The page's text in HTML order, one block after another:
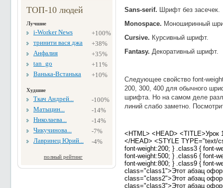
ТОП-10 людей
Лучшие
i-Worker News
+100%
тринити вася джа
+38%
Анфалия
+35%
tan_go
+11%
Ванька-Встанька
+10%
Худшие
Ткач Андрей...
-100%
Матыцин...
-14%
Николаева...
-14%
Чикучинова...
-7%
Лавринец Юрий...
-4%
полный рейтинг
Sans-serif. Шрифт без засечек.
Monospace. Моноширинный
Cursive. Курсивный шрифт.
Fantasy. Декоративный шрифт.
Следующее свойство font-
200, 300, 400 для обычного
шрифта. Но на самом деле
линий слабо заметно.
<HTML> <HEAD>
</HEAD> <STYLE TYPE="text/
font-weight:200; } .class3 { font-
font-weight:500; } .class6 { font-
font-weight:800; } .class9 { font-
class="class1">Этот абзац
class="class2">Этот абзац
class="class3">Этот абзац